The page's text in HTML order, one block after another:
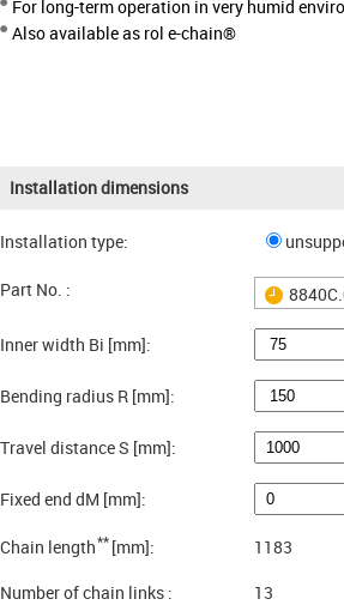
For long-term operation in very humid
Also available as rol e-chain®
Installation dimensions
Installation type:
Part No. :
Inner width Bi [mm]:
Bending radius R [mm]:
Travel distance S [mm]:
Fixed end dM [mm]:
Chain length**[mm]:
1183
Number of chain links :
13